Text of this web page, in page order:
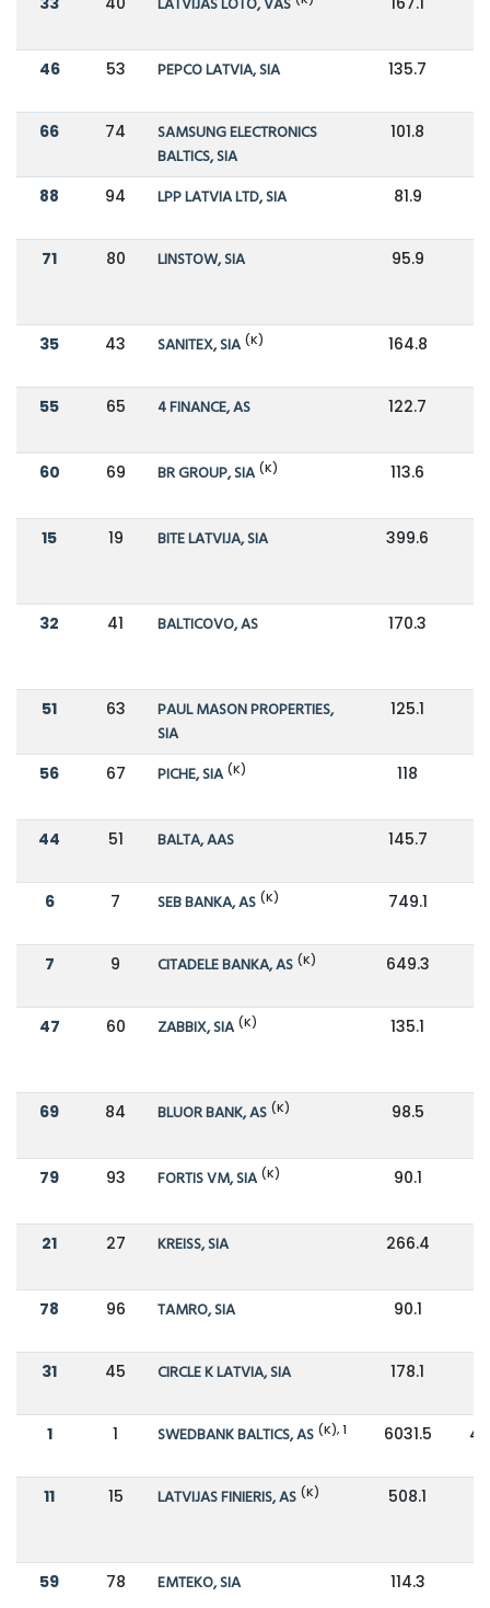
LATVIJAS LOTO, VAS
46 53 PEPCO LATVIA, SIA 135.7
66 74
SAMSUNG ELECTRONICS
BALTICS, SIA
101.8
88 94 LPP LATVIA LTD, SIA 81.9
71 80 LINSTOW, SIA 95.9
35 43 SANITEX, SIA (K) 164.8
55 65 4 FINANCE, AS 122.7
60 69 BR GROUP, SIA (K) 113.6
15 19 BITE LATVIJA, SIA 399.6
32 41 BALTICOVO, AS 170.3
51 63
PAUL MASON PROPERTIES,
SIA
125.1
56 67 PICHE, SIA (K) 118
44 51 BALTA, AAS 145.7
6 7 SEB BANKA, AS (K) 749.1
7 9 CITADELE BANKA, AS (K) 649.3
47 60 ZABBIX, SIA (K) 135.1
69 84 BLUOR BANK, AS (K) 98.5
79 93 FORTIS VM, SIA (K) 90.1
21 27 KREISS, SIA 266.4
78 96 TAMRO, SIA 90.1
31 45 CIRCLE K LATVIA, SIA 178.1
1 1 SWEDBANK BALTICS, AS (K), 1 6031.5
11 15 LATVIJAS FINIERIS, AS (K) 508.1
59 78 EMTEKO, SIA 114.3